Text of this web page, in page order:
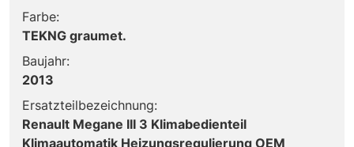
Farbe:
TEKNG graumet.
Baujahr:
2013
Ersatzteilbezeichnung:
Renault Megane III 3 Klimabedienteil
Klimaautomatik Heizungsregulierung OEM